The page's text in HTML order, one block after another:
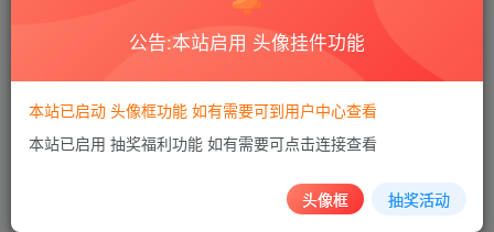
公告:本站启用 头像挂件功能
本站已启动 头像框功能 如有需要可到用户中心查看
本站已启用 抽奖福利功能 如有需要可点击连接查看
头像框 抽奖活动